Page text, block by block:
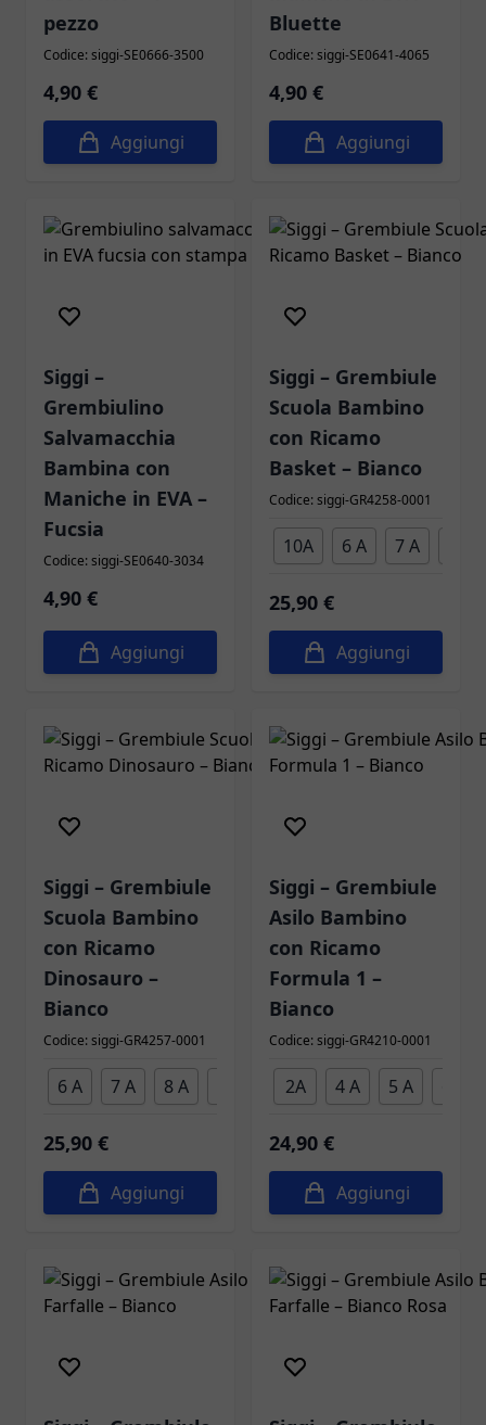
pezzo
Codice: siggi-SE0666-3500
4,90 €
Aggiungi
Bluette
Codice: siggi-SE0641-4065
4,90 €
Aggiungi
Siggi –
Grembiulino
Salvamacchia
Bambina con
Maniche in EVA –
Fucsia
Codice: siggi-SE0640-3034
4,90 €
Aggiungi
Siggi – Grembiule
Scuola Bambino
con Ricamo
Basket – Bianco
Codice: siggi-GR4258-0001
10A 6 A 7 A
25,90 €
Aggiungi
Siggi – Grembiule
Scuola Bambino
con Ricamo
Dinosauro –
Bianco
Codice: siggi-GR4257-0001
6 A 7 A 8 A
25,90 €
Aggiungi
Siggi – Grembiule
Asilo Bambino
con Ricamo
Formula 1 –
Bianco
Codice: siggi-GR4210-0001
2A 4 A 5 A
24,90 €
Aggiungi